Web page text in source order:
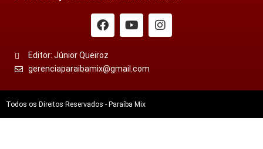
Editor: Júnior Queiroz
gerenciaparaibamix@gmail.com
Todos os Direitos Reservados - Paraíba Mix